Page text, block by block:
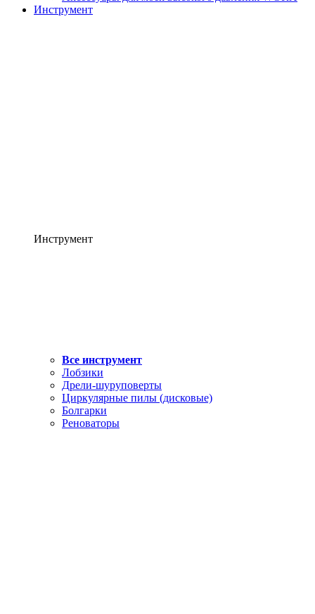
Инструмент
Инструмент
Все инструмент
Лобзики
Дрели-шуруповерты
Циркулярные пилы (дисковые)
Болгарки
Реноваторы